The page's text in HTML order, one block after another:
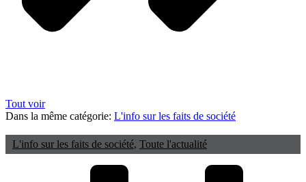
Tout voir
Dans la même catégorie: L'info sur les faits de société
L'info sur les faits de société, Toute l'actualité